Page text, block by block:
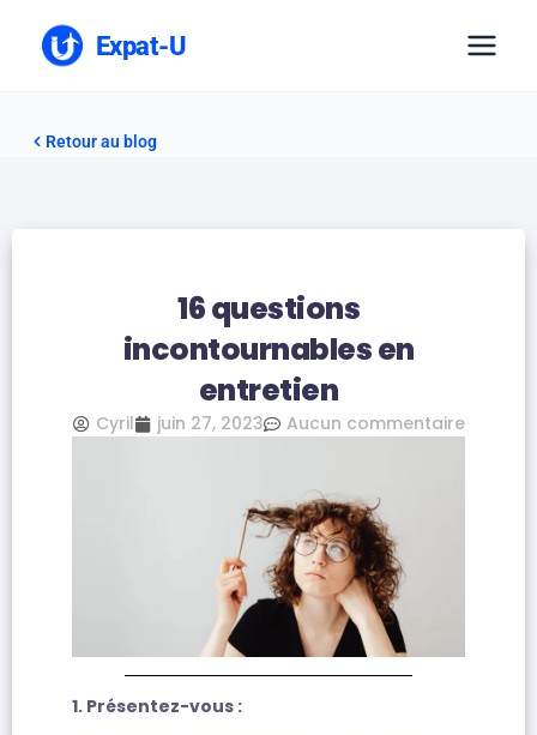
Expat-U
Retour au blog
16 questions
incontournables en
entretien
Cyril juin 27, 2023 Aucun commentaire
1. Présentez-vous :